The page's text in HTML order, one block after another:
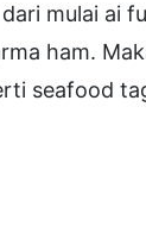
mulai ai
ham.
seafood